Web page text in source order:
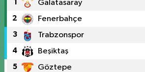
1 Galatasaray
2 Fenerbahçe
3 Trabzonspor
4 Beşiktaş
5 Göztepe